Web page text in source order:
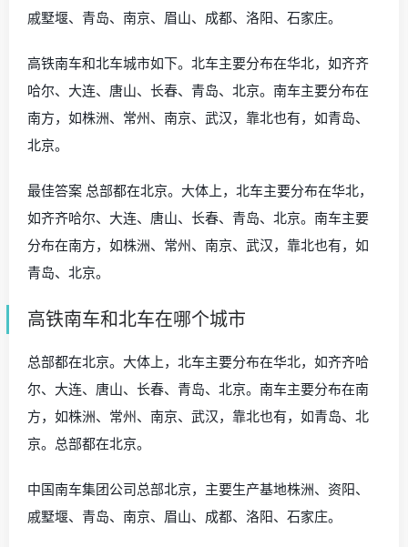
戚墅堰、青岛、南京、眉山、成都、洛阳、石家庄。
高铁南车和北车城市如下。北车主要分布在华北，如齐齐
哈尔、大连、唐山、长春、青岛、北京。南车主要分布在
南方，如株洲、常州、南京、武汉，靠北也有，如青岛、
北京。
最佳答案 总部都在北京。大体上，北车主要分布在华北，
如齐齐哈尔、大连、唐山、长春、青岛、北京。南车主要
分布在南方，如株洲、常州、南京、武汉，靠北也有，如
青岛、北京。
高铁南车和北车在哪个城市
总部都在北京。大体上，北车主要分布在华北，如齐齐哈
尔、大连、唐山、长春、青岛、北京。南车主要分布在南
方，如株洲、常州、南京、武汉，靠北也有，如青岛、北
京。总部都在北京。
中国南车集团公司总部北京，主要生产基地株洲、资阳、
戚墅堰、青岛、南京、眉山、成都、洛阳、石家庄。